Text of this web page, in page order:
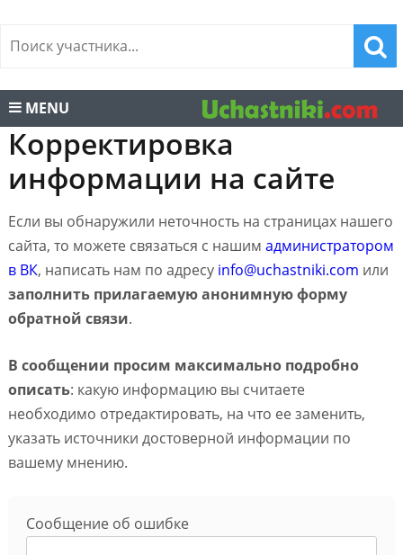
MENU
Корректировка
информации на сайте
Если вы обнаружили неточность на страницах нашего
сайта, то можете связаться с нашим администратором
в ВК, написать нам по адресу info@uchastniki.com или
заполнить прилагаемую анонимную форму
обратной связи.
В сообщении просим максимально подробно
описать: какую информацию вы считаете
необходимо отредактировать, на что ее заменить,
указать источники достоверной информации по
вашему мнению.
Сообщение об ошибке